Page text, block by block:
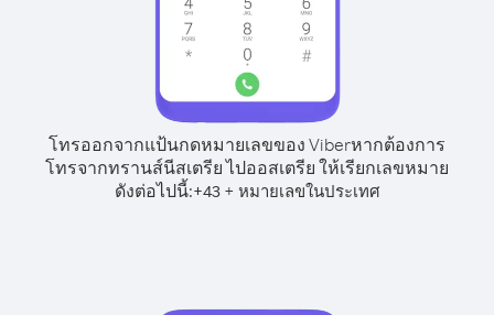
โทรออกจากแป้นกดหมายเลขของ Viberหากต้องการ
โทรจากทรานส์นีสเตรีย ไปออสเตรีย ให้เรียกเลขหมาย
ดังต่อไปนี้:+43+ หมายเลขในประเทศ